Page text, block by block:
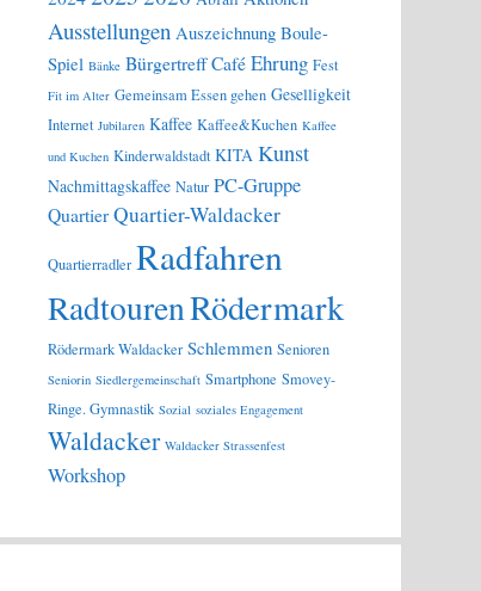
Ausstellungen Auszeichnung Boule-
Spiel Bänke BürgertreffCaféEhrung Fest
Fit im Alter Gemeinsam Essen gehen Geselligkeit
Internet Jubilaren Kaffee Kaffee&Kuchen Kaffee
und Kuchen Kinderwaldstadt KITA Kunst
Nachmittagskaffee Natur PC-Gruppe
QuartierQuartier-Waldacker
Quartierradler Radfahren
RadtourenRödermark
Rödermark Waldacker Schlemmen Senioren
Seniorin Siedlergemeinschaft Smartphone Smovey-
Ringe. Gymnastik Sozial soziales Engagement
Waldacker Waldacker Strassenfest
Workshop